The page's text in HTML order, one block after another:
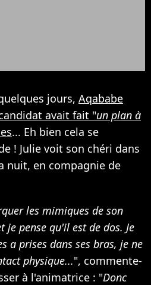
jours, Aqababe
avait fait "un plan à
... Eh bien cela se
! Julie voit son chéri dans
nuit, en compagnie de
les mimiques de son
je pense qu'il est de dos. Je
a prises dans ses bras, je ne
physique...", commente-
à l'animatrice : "Donc